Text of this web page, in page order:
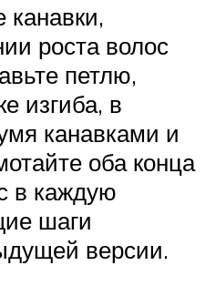
роста волос
петлю,
изгиба, в
канавками и
оба конца
в каждую
шаги
версии.